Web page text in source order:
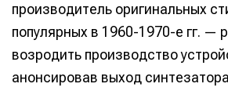
производитель оригинальных
популярных в 1960-1970-е гг. —
возродить производство
анонсировав выход